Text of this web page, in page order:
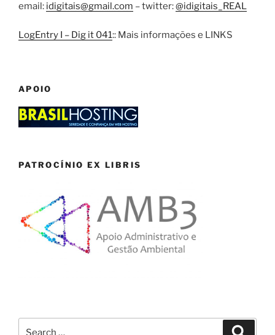
email: idigitais@gmail.com – twitter:@idigitais_REAL
LogEntry I – Dig it 041:: Mais informações e LINKS
APOIO
PATROCÍNIO EX LIBRIS